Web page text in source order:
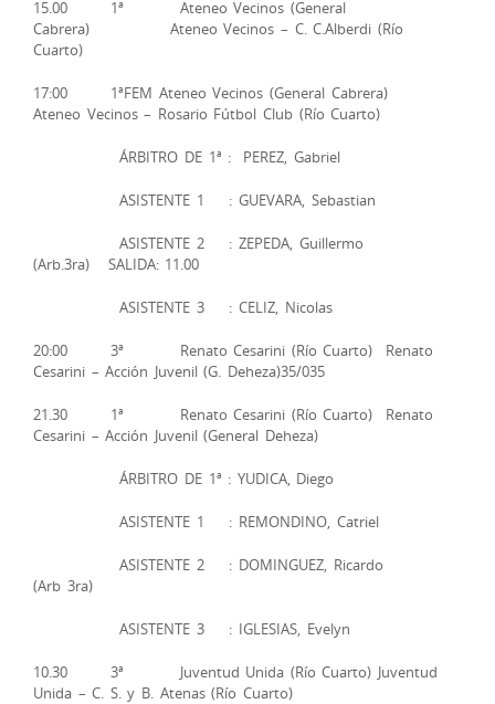
15.00 1ª Ateneo Vecinos (General
Cabrera) Ateneo Vecinos – C. C.Alberdi (Río
Cuarto)
17:00 1ªFEM Ateneo Vecinos (General Cabrera)
Ateneo Vecinos – Rosario Fútbol Club (Río Cuarto)
ÁRBITRO DE 1ª : PEREZ, Gabriel
ASISTENTE 1 : GUEVARA, Sebastian
ASISTENTE 2 : ZEPEDA, Guillermo
(Arb.3ra) SALIDA: 11.00
ASISTENTE 3 : CELIZ, Nicolas
20:00 3ª Renato Cesarini (Río Cuarto) Renato
Cesarini – Acción Juvenil (G. Deheza)35/035
21.30 1ª Renato Cesarini (Río Cuarto) Renato
Cesarini – Acción Juvenil (General Deheza)
ÁRBITRO DE 1ª : YUDICA, Diego
ASISTENTE 1 : REMONDINO, Catriel
ASISTENTE 2 : DOMINGUEZ, Ricardo
(Arb 3ra)
ASISTENTE 3 : IGLESIAS, Evelyn
10.30 3ª Juventud Unida (Río Cuarto) Juventud
Unida – C. S. y B. Atenas (Río Cuarto)